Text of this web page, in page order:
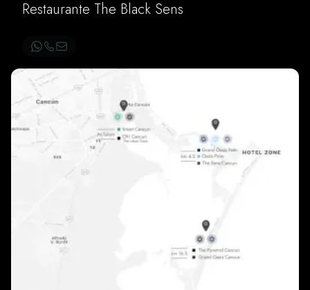
Restaurante The Black Sens